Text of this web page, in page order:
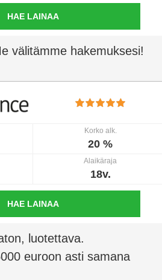
HAE LAINAA
välitämme hakemuksesi!
Korko alk.
20 %
Alaikäraja
18v.
HAE LAINAA
luotettava.
euroon asti samana